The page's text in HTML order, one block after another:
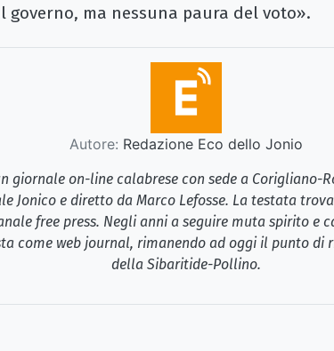
governo, ma nessuna paura del voto».
Autore: Redazione Eco dello Jonio
giornale on-line calabrese con sede a Corigliano-
Jonico e diretto da Marco Lefosse. La testata
free press. Negli anni a seguire muta spirito e
come web journal, rimanendo ad oggi il punto di
della Sibaritide-Pollino.